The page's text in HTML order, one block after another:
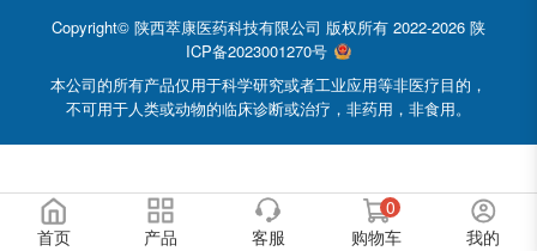
Copyright© 陕西萃康医药科技有限公司 版权所有 2022-2026 陕
ICP备2023001270号
本公司的所有产品仅用于科学研究或者工业应用等非医疗目的，
不可用于人类或动物的临床诊断或治疗，非药用，非食用。
首页 产品 客服
0
购物车
我的